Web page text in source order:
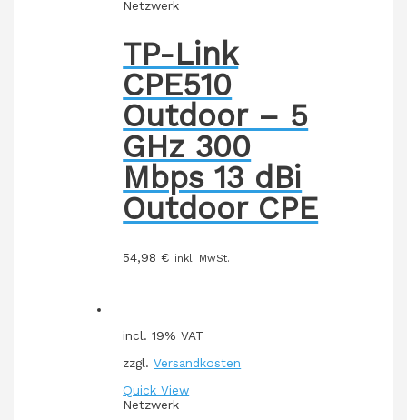
Netzwerk
TP-Link
CPE510
Outdoor – 5
GHz 300
Mbps 13 dBi
Outdoor CPE
54,98€ inkl. MwSt.
incl. 19% VAT
zzgl.Versandkosten
Quick View
Netzwerk